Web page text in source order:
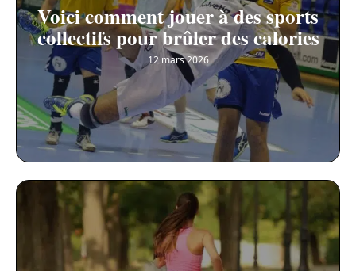
Voici comment jouer à des sports
collectifs pour brûler des calories
12 mars 2026